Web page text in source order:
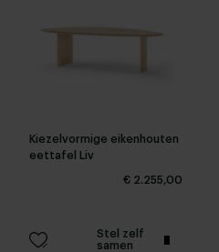
Kiezelvormige eikenhouten
eettafel Liv
€ 2.255,00
Stel zelf
samen